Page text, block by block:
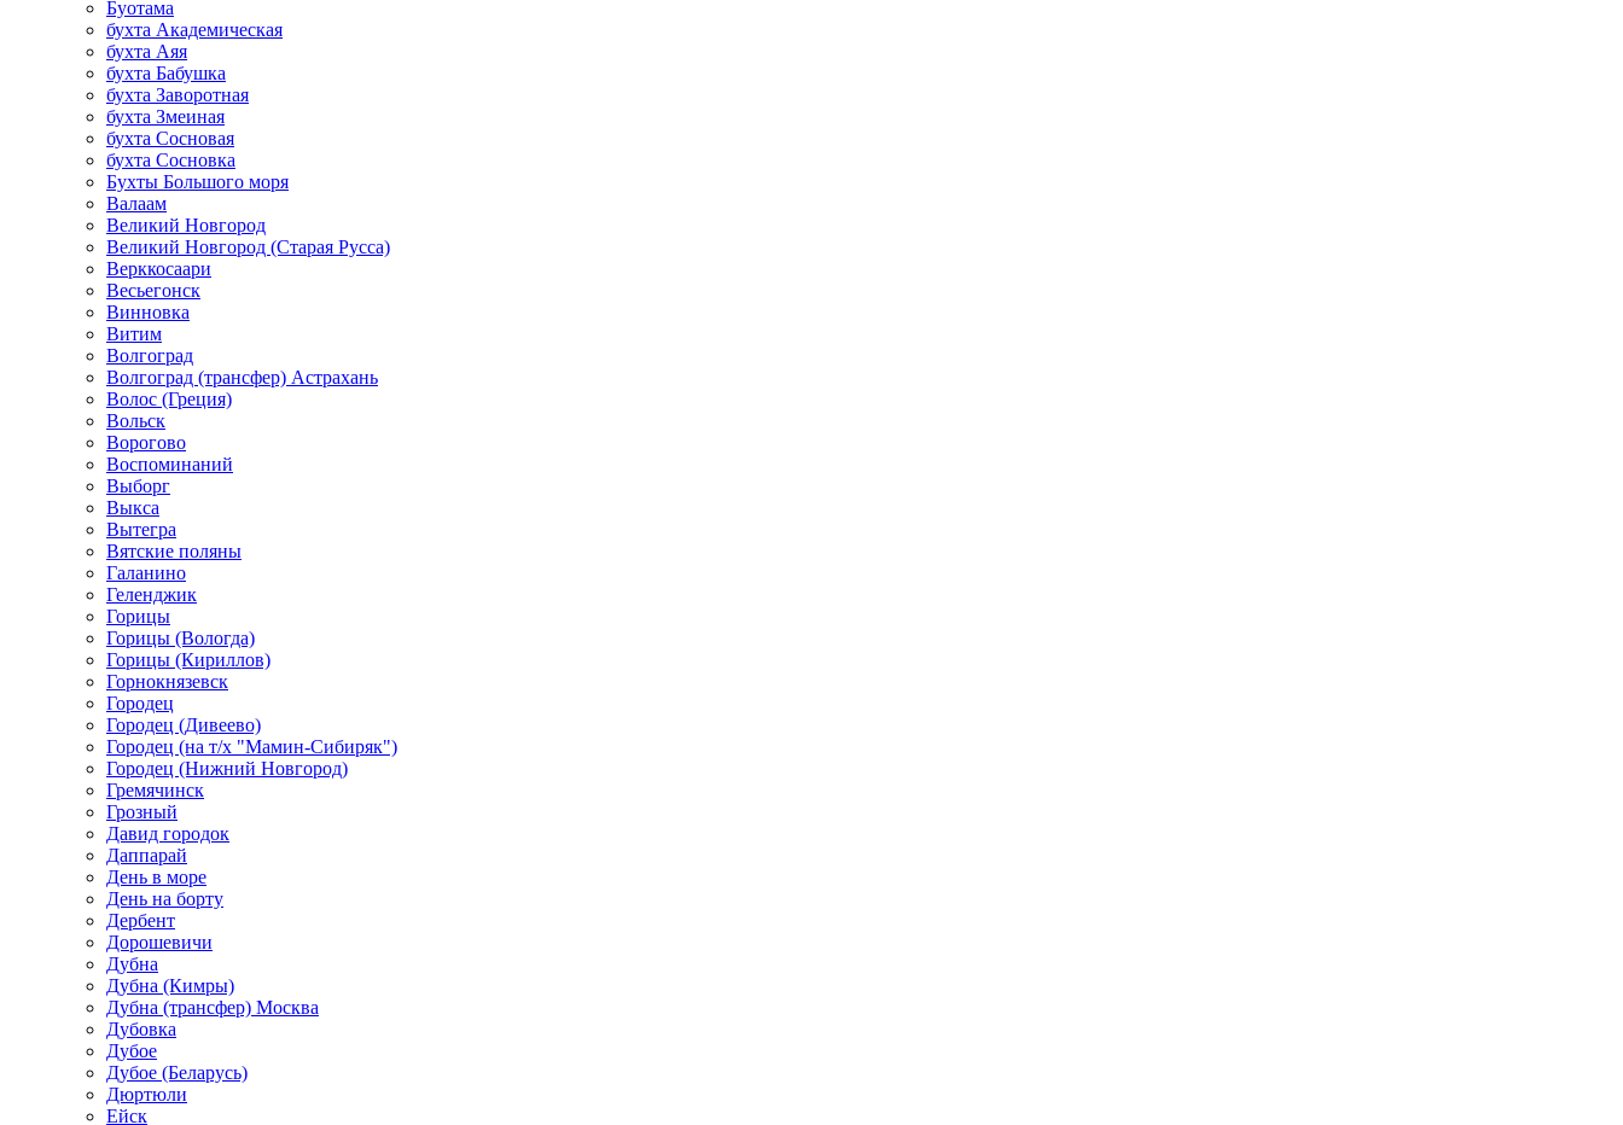
Буотама
бухта Академическая
бухта Аяя
бухта Бабушка
бухта Заворотная
бухта Змеиная
бухта Сосновая
бухта Сосновка
Бухты Большого моря
Валаам
Великий Новгород
Великий Новгород (Старая Русса)
Верккосаари
Весьегонск
Винновка
Витим
Волгоград
Волгоград (трансфер) Астрахань
Волос (Греция)
Вольск
Ворогово
Воспоминаний
Выборг
Выкса
Вытегра
Вятские поляны
Галанино
Геленджик
Горицы
Горицы (Вологда)
Горицы (Кириллов)
Горнокнязевск
Городец
Городец (Дивеево)
Городец (на т/х "Мамин-Сибиряк")
Городец (Нижний Новгород)
Гремячинск
Грозный
Давид городок
Даппарай
День в море
День на борту
Дербент
Дорошевичи
Дубна
Дубна (Кимры)
Дубна (трансфер) Москва
Дубовка
Дубое
Дубое (Беларусь)
Дюртюли
Ейск